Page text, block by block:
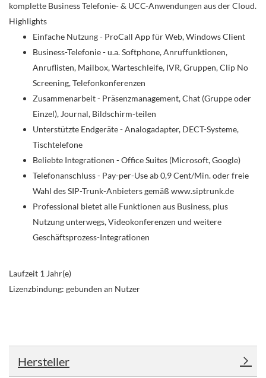
komplette Business Telefonie- & UCC-Anwendungen aus der Cloud.
Highlights
Einfache Nutzung - ProCall App für Web, Windows Client
Business-Telefonie - u.a. Softphone, Anruffunktionen,
Anruflisten, Mailbox, Warteschleife, IVR, Gruppen, Clip No
Screening, Telefonkonferenzen
Zusammenarbeit - Präsenzmanagement, Chat (Gruppe oder
Einzel), Journal, Bildschirm-teilen
Unterstützte Endgeräte - Analogadapter, DECT-Systeme,
Tischtelefone
Beliebte Integrationen - Office Suites (Microsoft, Google)
Telefonanschluss - Pay-per-Use ab 0,9 Cent/Min. oder freie
Wahl des SIP-Trunk-Anbieters gemäß www.siptrunk.de
Professional bietet alle Funktionen aus Business, plus
Nutzung unterwegs, Videokonferenzen und weitere
Geschäftsprozess-Integrationen
Laufzeit 1 Jahr(e)
Lizenzbindung: gebunden an Nutzer
Hersteller